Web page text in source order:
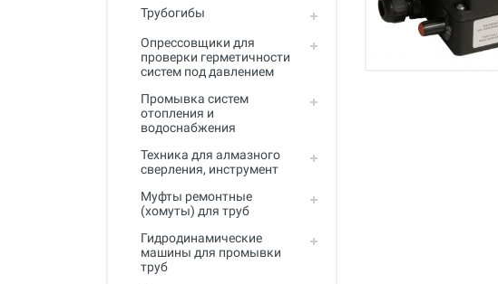
Техника для алмазного
сверления, инструмент
Муфты ремонтные (хомуты) для
труб
Гидродинамические машины
для промывки труб
Машины и инструмент для
прочистки труб
Ручной инструмент
Инструмент и оборудование для
сварки пластиковых труб
Трубогибы
Опрессовщики для
проверки герметичности
систем под давлением
Промывка систем
отопления и
водоснабжения
Техника для алмазного
сверления, инструмент
Муфты ремонтные
(хомуты) для труб
Гидродинамические
машины для промывки
труб